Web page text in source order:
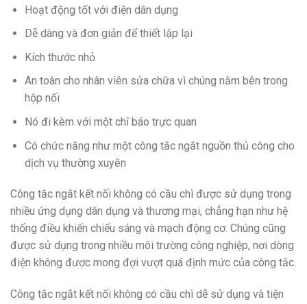
Hoạt động tốt với điện dân dụng
Dễ dàng và đơn giản để thiết lập lại
Kích thước nhỏ
An toàn cho nhân viên sửa chữa vì chúng nằm bên trong
hộp nối
Nó đi kèm với một chỉ báo trực quan
Có chức năng như một công tắc ngắt nguồn thủ công cho
dịch vụ thường xuyên
Công tắc ngắt kết nối không có cầu chì được sử dụng trong
nhiều ứng dụng dân dụng và thương mại, chẳng hạn như hệ
thống điều khiển chiếu sáng và mạch động cơ. Chúng cũng
được sử dụng trong nhiều môi trường công nghiệp, nơi dòng
điện không được mong đợi vượt quá định mức của công tắc.
Công tắc ngắt kết nối không có cầu chì dễ sử dụng và tiện